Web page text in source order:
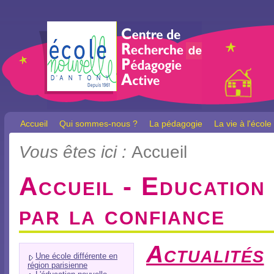
Accueil Qui sommes-nous ? La pédagogie La vie à l'école
Vous êtes ici : Accueil
Accueil -
par la confiance
Une école différente en
région parisienne
Actualités